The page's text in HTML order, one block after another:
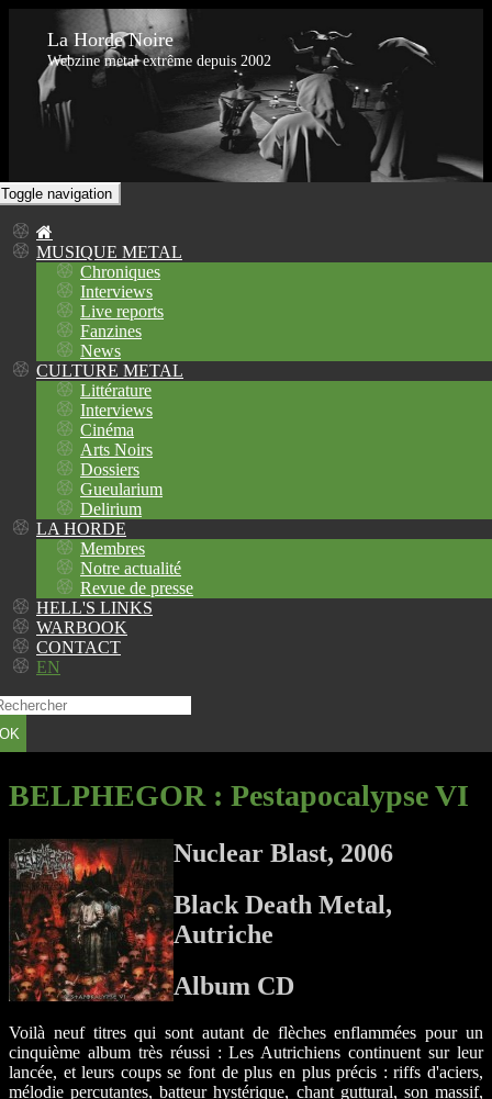
La Horde Noire
Webzine metal extrême depuis 2002
Toggle navigation
MUSIQUE METAL
Chroniques
Interviews
Live reports
Fanzines
News
CULTURE METAL
Littérature
Interviews
Cinéma
Arts Noirs
Dossiers
Gueularium
Delirium
LA HORDE
Membres
Notre actualité
Revue de presse
HELL'S LINKS
WARBOOK
CONTACT
EN
OK
BELPHEGOR : Pestapocalypse VI
Nuclear Blast, 2006
Black Death Metal,
Autriche
Album CD
Voilà neuf titres qui sont autant de flèches enflammées pour un
cinquième album très réussi : Les Autrichiens continuent sur leur
lancée, et leurs coups se font de plus en plus précis : riffs d'aciers,
mélodie percutantes, batteur hystérique, chant guttural, son massif,